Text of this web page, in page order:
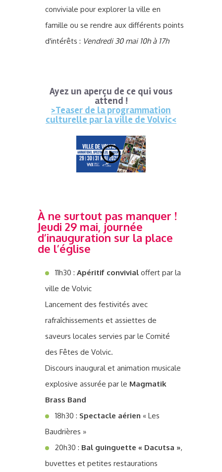
conviviale pour explorer la ville en
famille ou se rendre aux différents points
d'intérêts : Vendredi 30 mai 10h à 17h
Ayez un aperçu de ce qui vous
attend !
>Teaser de la programmation
culturelle par la ville de Volvic<
À ne surtout pas manquer !
Jeudi 29 mai, journée
d’inauguration sur la place
de l’église
11h30 :Apéritif convivial offert par la
ville de Volvic
Lancement des festivités avec
rafraîchissements et assiettes de
saveurs locales servies par le Comité
des Fêtes de Volvic.
Discours inaugural et animation musicale
explosive assurée par le Magmatik
Brass Band
18h30 : Spectacle aérien « Les
Baudrières »
20h30 : Bal guinguette « Dacutsa »,
buvettes et petites restaurations